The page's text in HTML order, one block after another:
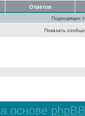
Ответов
Подходящих
Показать
основе phpBB